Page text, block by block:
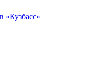
«Кузбасс»